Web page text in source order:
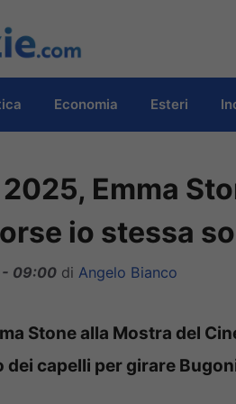
Economia Esteri
Emma
io stessa
- 09:00 di Angelo Bianco
Stone alla Mostra del
dei capelli per girare